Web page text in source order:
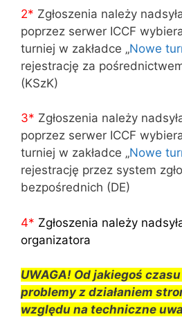
2* Zgłoszenia należy
poprzez serwer ICCF
turniej w zakładce „Nowe
rejestrację za
(KSzK)
3* Zgłoszenia należy
poprzez serwer ICCF
turniej w zakładce „Nowe
rejestrację przez system
bezpośrednich (DE)
4* Zgłoszenia należy
organizatora
UWAGA! Od jakiegoś
problemy z działaniem
względu na techniczne